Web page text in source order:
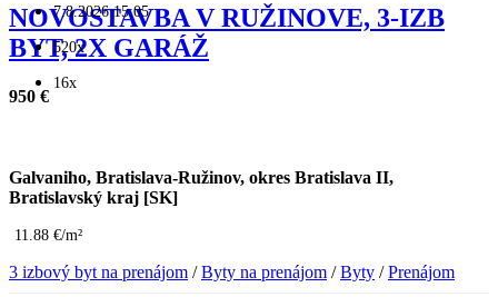
7.8.2026 15:05
520x
16x
NOVOSTAVBA V RUŽINOVE, 3-IZB
BYT, 2X GARÁŽ
950 €
Galvaniho, Bratislava-Ružinov, okres Bratislava II,
Bratislavský kraj [SK]
11.88 €/m²
3 izbový byt na prenájom /Byty na prenájom /Byty /Prenájom